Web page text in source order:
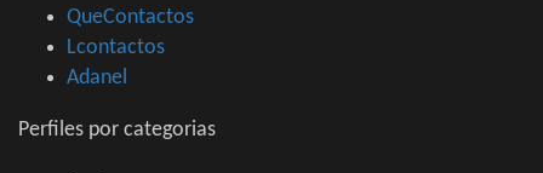
QueContactos
Lcontactos
Adanel
Perfiles por categorias